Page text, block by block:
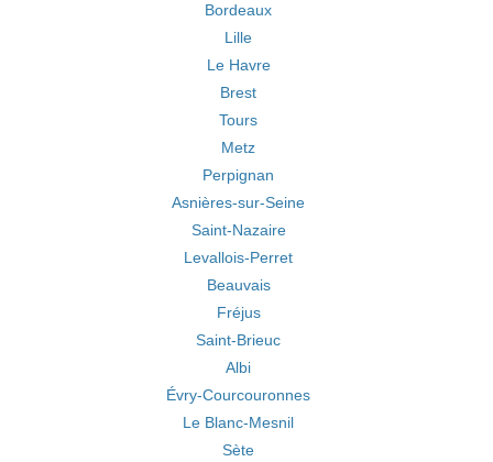
Bordeaux
Lille
Le Havre
Brest
Tours
Metz
Perpignan
Asnières-sur-Seine
Saint-Nazaire
Levallois-Perret
Beauvais
Fréjus
Saint-Brieuc
Albi
Évry-Courcouronnes
Le Blanc-Mesnil
Sète